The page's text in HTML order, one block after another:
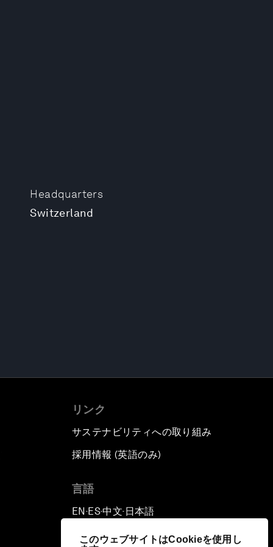
このウェブサイトはCookieを使用し
Headquarters
Switzerland
リンク
サステナビリティへの取り組み
採用情報 (英語のみ)
言語
EN ▪ES▪中文▪ 日本語